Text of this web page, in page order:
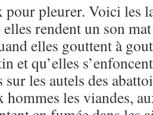
pour pleurer. Voici les
rendent un son
elles gouttent à
et qu’elles
les autels des
les viandes,